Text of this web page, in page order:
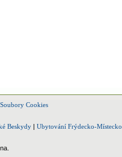
Soubory Cookies
Beskydy | Ubytování Frýdecko-Místecko